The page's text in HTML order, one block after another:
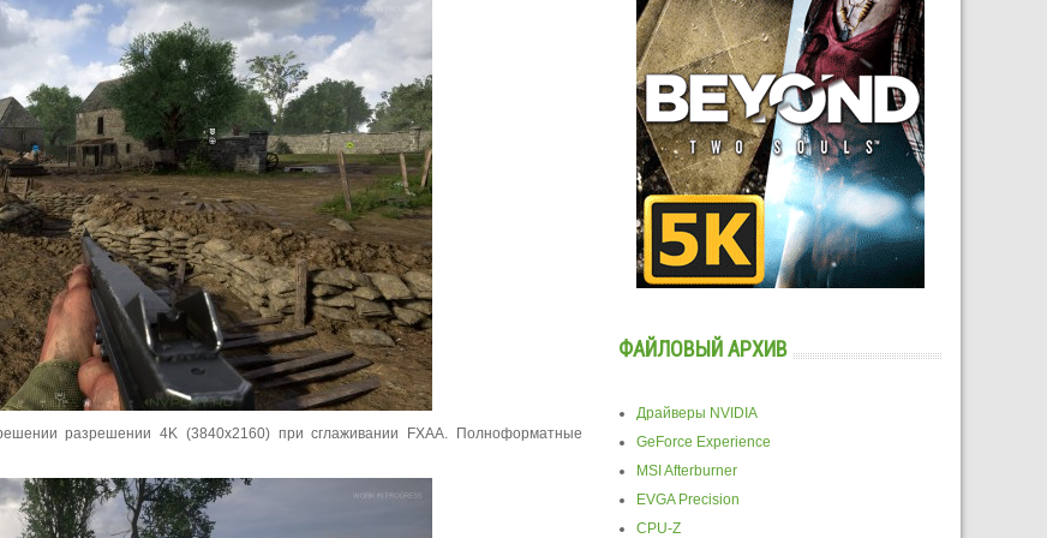
разрешении 4K (3840x2160) при сглаживании FXAA. Полноформатные
ФАЙЛОВЫЙ АРХИВ
Драйверы NVIDIA
GeForce Experience
MSI Afterburner
EVGA Precision
CPU-Z